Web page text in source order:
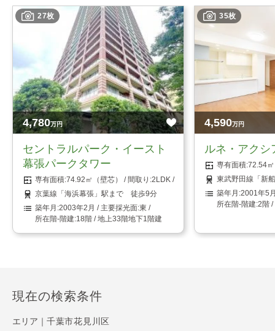
27枚
4,780万円
セントラルパーク・イースト
幕張パークタワー
74.92㎡（壁芯）
2LDK
京葉線「海浜幕張」駅まで 徒歩9分
2003年2月
東
18階 / 地上33階地下1階建
35枚
4,590万円
ルネ・アクシ
72.54
東武野田線「新
2001年5
2階 /
現在の検索条件
エリア｜ 千葉市花見川区